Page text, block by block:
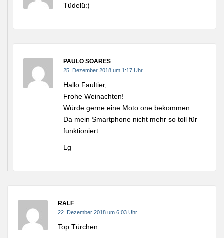
Tüdelü:)
PAULO SOARES
25. Dezember 2018 um 1:17 Uhr
Hallo Faultier,
Frohe Weinachten!
Würde gerne eine Moto one bekommen.
Da mein Smartphone nicht mehr so toll für
funktioniert.
Lg
RALF
22. Dezember 2018 um 6:03 Uhr
Top Türchen